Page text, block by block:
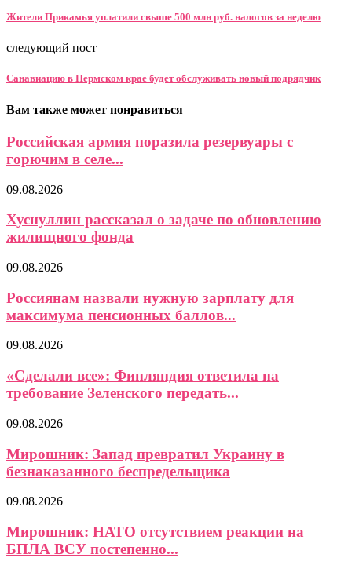
Жители Прикамья уплатили свыше 500 млн руб. налогов за неделю
следующий пост
Санавиацию в Пермском крае будет обслуживать новый подрядчик
Вам также может понравиться
Российская армия поразила резервуары с
горючим в селе...
09.08.2026
Хуснуллин рассказал о задаче по обновлению
жилищного фонда
09.08.2026
Россиянам назвали нужную зарплату для
максимума пенсионных баллов...
09.08.2026
«Сделали все»: Финляндия ответила на
требование Зеленского передать...
09.08.2026
Мирошник: Запад превратил Украину в
безнаказанного беспредельщика
09.08.2026
Мирошник: НАТО отсутствием реакции на
БПЛА ВСУ постепенно...